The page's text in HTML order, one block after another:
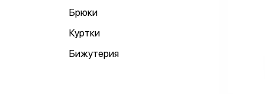
Брюки
Куртки
Бижутерия